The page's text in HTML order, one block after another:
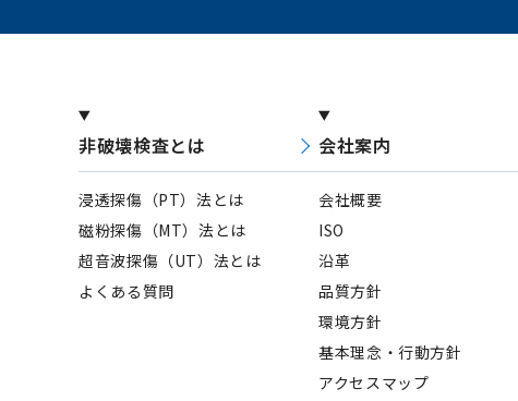
非破壊検査とは
浸透探傷（PT）法とは
磁粉探傷（MT）法とは
超音波探傷（UT）法とは
よくある質問
会社案内
会社概要
ISO
沿革
品質方針
環境方針
基本理念・行動方針
アクセスマップ